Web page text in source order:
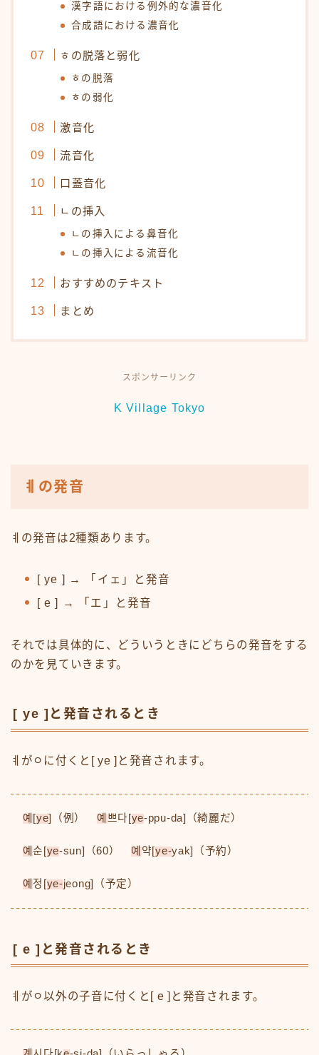
漢字語における例外的な濃音化
合成語における濃音化
ㅎの脱落と弱化
ㅎの脱落
ㅎの弱化
激音化
流音化
口蓋音化
ㄴの挿入
ㄴの挿入による鼻音化
ㄴの挿入による流音化
おすすめのテキスト
まとめ
スポンサーリンク
K Village Tokyo
ㅖの発音
ㅖの発音は2種類あります。
[ ye ] → 「イェ」と発音
[ e ] → 「エ」と発音
それでは具体的に、どういうときにどちらの発音をする
のかを見ていきます。
[ ye ]と発音されるとき
ㅖがㅇに付くと[ ye ]と発音されます。
예 [ye]（例） 예 쁘다[ye-ppu-da]（綺麗だ）
예순[ye-sun]（60） 예 약[ye-yak]（予約）
예 정[ye-jeong]（予定）
[ e ]と発音されるとき
ㅖがㅇ以外の子音に付くと[ e ]と発音されます。